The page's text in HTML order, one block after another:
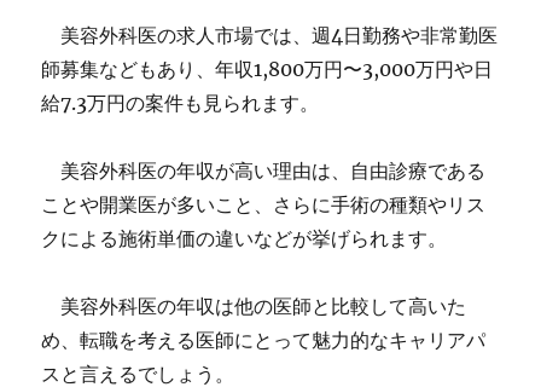
美容外科医の求人市場では、週4日勤務や非常勤医
師募集などもあり、年収1,800万円〜3,000万円や日
給7.3万円の案件も見られます。
美容外科医の年収が高い理由は、自由診療である
ことや開業医が多いこと、さらに手術の種類やリス
クによる施術単価の違いなどが挙げられます。
美容外科医の年収は他の医師と比較して高いた
め、転職を考える医師にとって魅力的なキャリアパ
スと言えるでしょう。